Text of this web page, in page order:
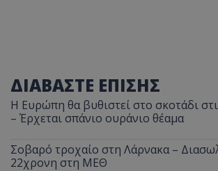
ΔΙΑΒΑΣΤΕ ΕΠΙΣΗΣ
Η Ευρώπη θα βυθιστεί στο σκοτάδι
– Έρχεται σπάνιο ουράνιο θέαμα
Σοβαρό τροχαίο στη Λάρνακα –
22χρονη στη ΜΕΘ